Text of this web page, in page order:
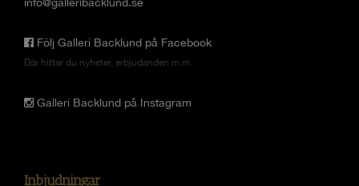
Följ Galleri Backlund på Facebook
Där hittar du nyheter, erbjudanden m.m.
Galleri Backlund på Instagram
Inbjudningar